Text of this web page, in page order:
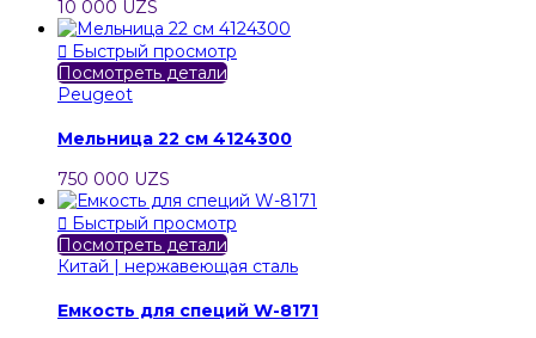
10 000 UZS
 Быстрый просмотр
Посмотреть детали
Peugeot
Мельница 22 см 4124300
750 000 UZS
 Быстрый просмотр
Посмотреть детали
Китай | нержавеющая сталь
Емкость для специй W-8171